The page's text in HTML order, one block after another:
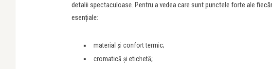
detalii spectaculoase. Pentru a vedea care sunt punctele forte ale
esențiale:
material și confort termic;
cromatică și etichetă;